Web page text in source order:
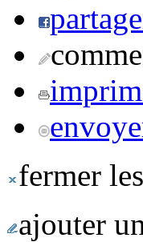
fermer
ajouter